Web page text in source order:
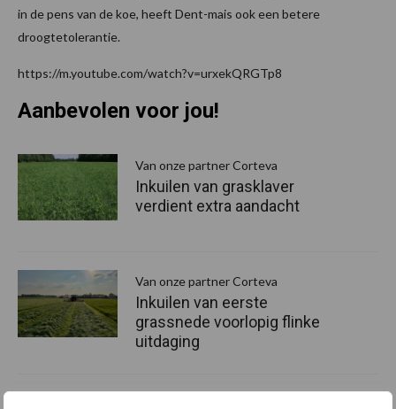
in de pens van de koe, heeft Dent-mais ook een betere
droogtetolerantie.
https://m.youtube.com/watch?v=urxekQRGTp8
Aanbevolen voor jou!
Van onze partner Corteva
Inkuilen van grasklaver
verdient extra aandacht
Van onze partner Corteva
Inkuilen van eerste
grassnede voorlopig flinke
uitdaging